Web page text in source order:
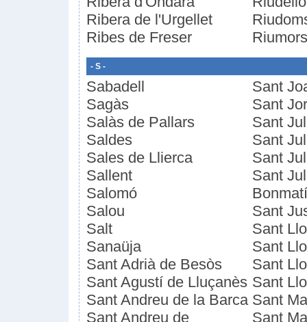
Ribera de l'Urgellet
Ribes de Freser
Riumors
- S -
Sabadell
Sagàs
Salàs de Pallars
Saldes
Sales de Llierca
Sallent
Salomó
Salou
Salt
Sanaüja
Sant Adrià de Besòs
Sant Agustí de Lluçanès
Sant Andreu de la Barca
Sant Andreu de
Sant
Sant
Sant
Sant
Sant
Sant
Bonmatí
Sant
Sant
Sant
Sant
Sant
Sant
Sant